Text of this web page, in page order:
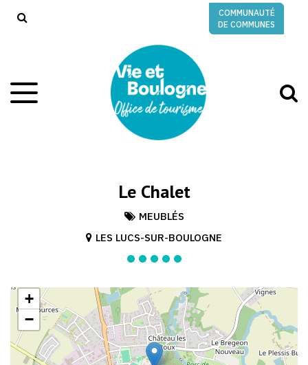
COMMUNAUTÉ
DE COMMUNES
Aller
à
Le Chalet
MEUBLÉS
LES LUCS-SUR-BOULOGNE
+
−